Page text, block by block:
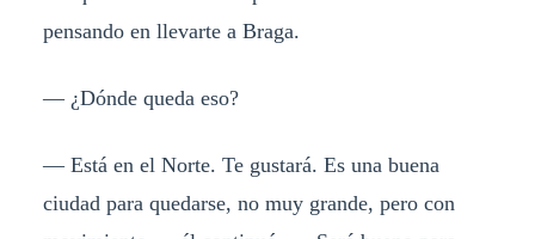
pensando en llevarte a Braga.
— ¿Dónde queda eso?
— Está en el Norte. Te gustará. Es una buena
ciudad para quedarse, no muy grande, pero con